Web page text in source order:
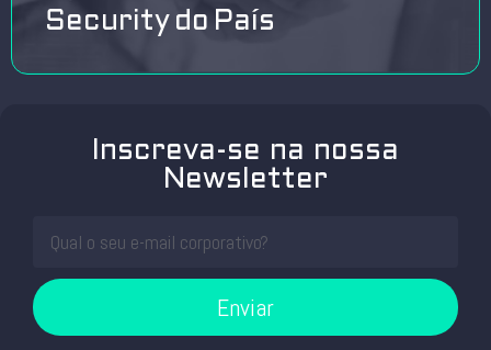
Security do País
Inscreva-se na nossa
Newsletter
Enviar